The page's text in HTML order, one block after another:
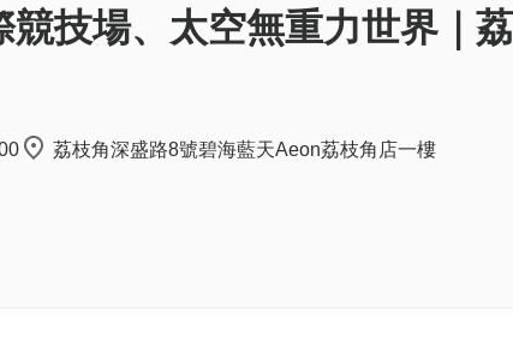
技場、太空無重力世界｜
荔枝角深盛路8號碧海藍天Aeon荔枝角店一樓